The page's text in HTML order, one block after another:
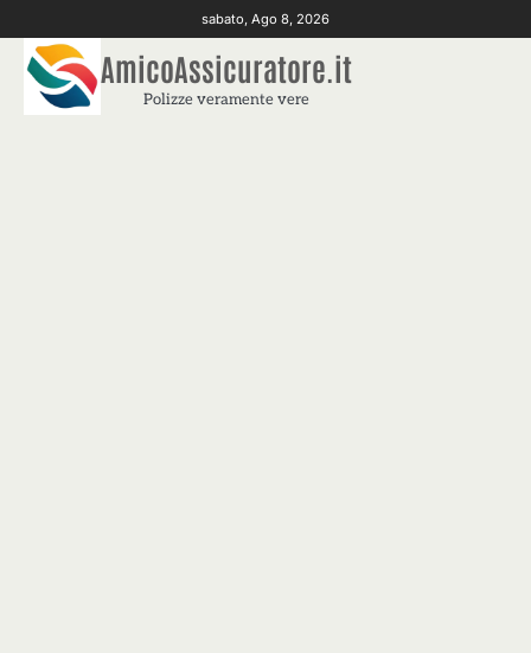
to
content
sabato, Ago 8, 2026
AmicoAssicuratore.it
Polizze veramente vere